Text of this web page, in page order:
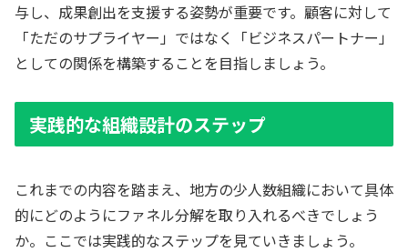
与し、成果創出を支援する姿勢が重要です。顧客に対して
「ただのサプライヤー」ではなく「ビジネスパートナー」
としての関係を構築することを目指しましょう。
実践的な組織設計のステップ
これまでの内容を踏まえ、地方の少人数組織において具体
的にどのようにファネル分解を取り入れるべきでしょう
か。ここでは実践的なステップを見ていきましょう。